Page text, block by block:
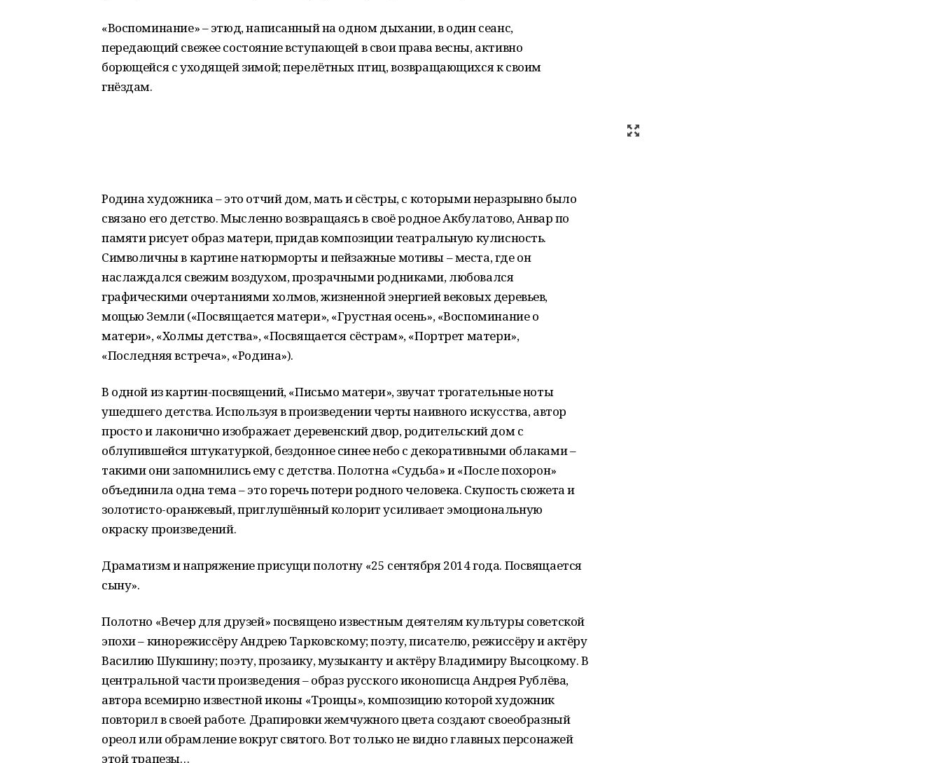
«Воспоминание» – этюд, написанный на одном дыхании, в один сеанс,
передающий свежее состояние вступающей в свои права весны, активно
борющейся с уходящей зимой; перелётных птиц, возвращающихся к своим
гнёздам.
Родина художника – это отчий дом, мать и сёстры, с которыми неразрывно было
связано его детство. Мысленно возвращаясь в своё родное Акбулатово, Анвар по
памяти рисует образ матери, придав композиции театральную кулисность.
Символичны в картине натюрморты и пейзажные мотивы – места, где он
наслаждался свежим воздухом, прозрачными родниками, любовался
графическими очертаниями холмов, жизненной энергией вековых деревьев,
мощью Земли («Посвящается матери», «Грустная осень», «Воспоминание о
матери», «Холмы детства», «Посвящается сёстрам», «Портрет матери»,
«Последняя встреча», «Родина»).
В одной из картин-посвящений, «Письмо матери», звучат трогательные ноты
ушедшего детства. Используя в произведении черты наивного искусства, автор
просто и лаконично изображает деревенский двор, родительский дом с
облупившейся штукатуркой, бездонное синее небо с декоративными облаками –
такими они запомнились ему с детства. Полотна «Судьба» и «После похорон»
объединила одна тема – это горечь потери родного человека. Скупость сюжета и
золотисто-оранжевый, приглушённый колорит усиливает эмоциональную
окраску произведений.
Драматизм и напряжение присущи полотну «25 сентября 2014 года. Посвящается
сыну».
Полотно «Вечер для друзей» посвящено известным деятелям культуры советской
эпохи – кинорежиссёру Андрею Тарковскому; поэту, писателю, режиссёру и актёру
Василию Шукшину; поэту, прозаику, музыканту и актёру Владимиру Высоцкому. В
центральной части произведения – образ русского иконописца Андрея Рублёва,
автора всемирно известной иконы «Троицы», композицию которой художник
повторил в своей работе. Драпировки жемчужного цвета создают своеобразный
ореол или обрамление вокруг святого. Вот только не видно главных персонажей
этой трапезы…